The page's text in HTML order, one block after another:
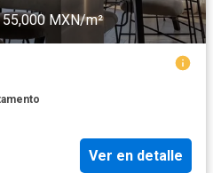
MXN/m²
Ver en detalle